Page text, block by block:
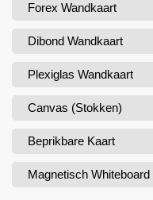
Forex Wandkaart
Dibond Wandkaart
Plexiglas Wandkaart
Canvas (Stokken)
Beprikbare Kaart
Magnetisch Whiteboard